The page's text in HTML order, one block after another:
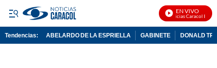
EN VIVO
Noticias Caracol En Vivo
Tendencias: ABELARDO DE LA ESPRIELLA GABINETE DONALD